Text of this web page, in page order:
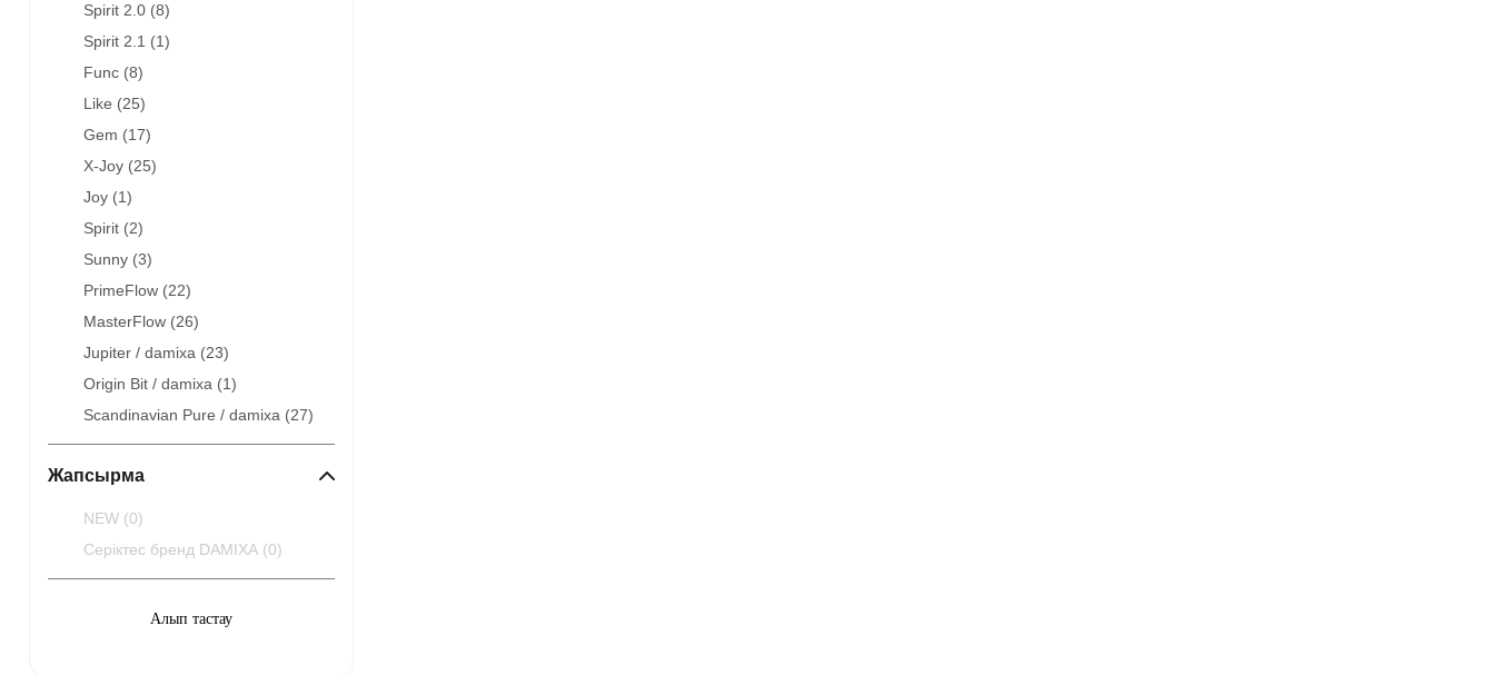
Spirit 2.0 (8)
Spirit 2.1 (1)
Func (8)
Like (25)
Gem (17)
X-Joy (25)
Joy (1)
Spirit (2)
Sunny (3)
PrimeFlow (22)
MasterFlow (26)
Jupiter / damixa (23)
Origin Bit / damixa (1)
Scandinavian Pure / damixa (27)
Жапсырма
NEW (0)
Серіктес бренд DAMIXA (0)